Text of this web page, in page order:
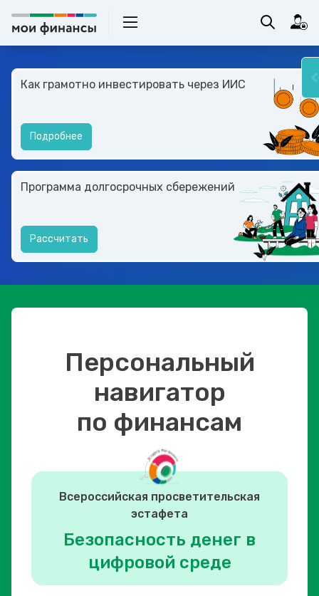
Как грамотно инвестировать через ИИС
Подробнее
Программа долгосрочных сбережений
Рассчитать
Персональный
навигатор
по финансам
Всероссийская просветительская
эстафета
Безопасность денег в
цифровой среде